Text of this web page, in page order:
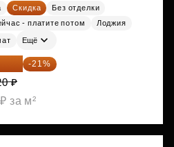
Скидка
Без отделки
- платите потом
Лоджия
Ещё
₽ -21%
₽
за м²